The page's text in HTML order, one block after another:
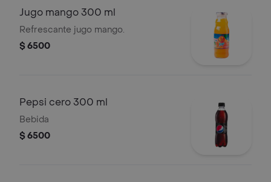
Jugo mango 300 ml
Refrescante jugo mango.
$ 6500
Pepsi cero 300 ml
Bebida
$ 6500